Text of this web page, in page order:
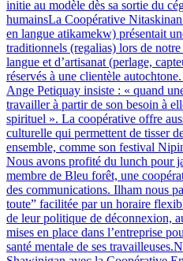
initie au modèle dès sa sortie du
humainsLa Coopérative
en langue atikamekw) présentait
traditionnels (regalias) lors de
langue et d’artisanat (perlage,
réservés à une clientèle
Ange Petiquay insiste : « quand
travailler à partir de son besoin à
spirituel ». La coopérative offre
culturelle qui permettent de tisser
ensemble, comme son festival
Nous avons profité du lunch pour
membre de Bleu forêt, une
des communications. Ilham nous
toute” facilitée par un horaire
de leur politique de déconnexion,
mises en place dans l’entreprise
santé mentale de ses